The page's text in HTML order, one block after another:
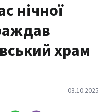
нічної
храм
03.10.2025